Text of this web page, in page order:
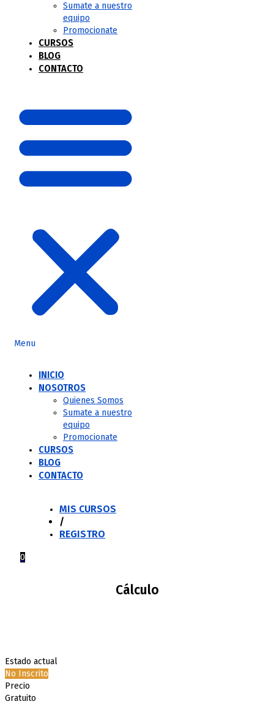
Sumate a nuestro
equipo
Promocionate
CURSOS
BLOG
CONTACTO
Menu
INICIO
NOSOTROS
Quienes Somos
Sumate a nuestro
equipo
Promocionate
CURSOS
BLOG
CONTACTO
MIS CURSOS
/
REGISTRO
0
Cálculo
Estado actual
No Inscrito
Precio
Gratuito